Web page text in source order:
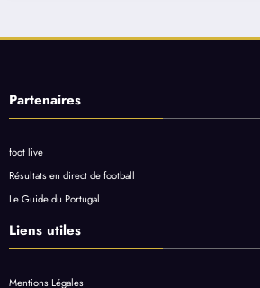
Partenaires
foot live
Résultats en direct de football
Le Guide du Portugal
Liens utiles
Mentions Légales